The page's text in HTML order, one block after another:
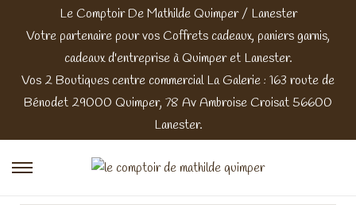
Le Comptoir De Mathilde Quimper / Lanester
Votre partenaire pour vos Coffrets cadeaux, paniers garnis,
cadeaux d'entreprise à Quimper et Lanester.
Vos 2 Boutiques centre commercial La Galerie : 163 route de
Bénodet 29000 Quimper, 78 Av Ambroise Croisat 56600
Lanester.